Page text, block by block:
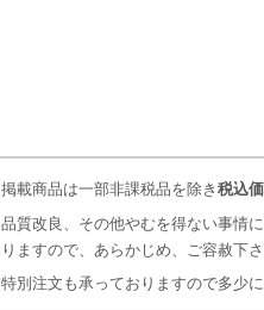
掲載商品は一部非課税品を除き 税込
品質改良、その他やむを得ない事情
りますので、あらかじめ、ご容赦下さ
特別注文も承っておりますので多少